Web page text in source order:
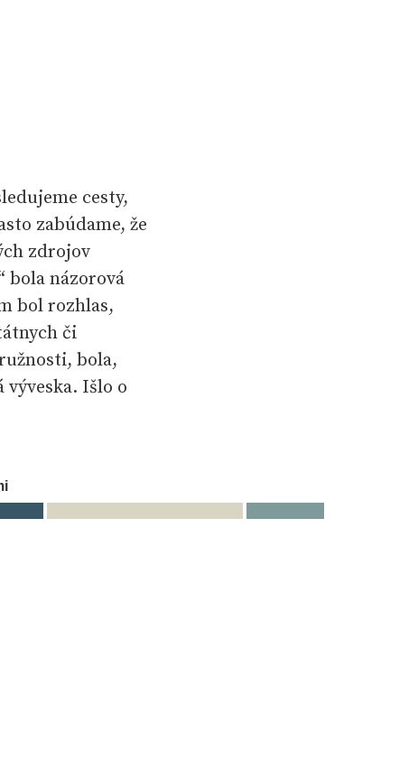
cesty,
zabúdame, že
zdrojov
bola názorová
bol rozhlas,
či
bola,
Išlo o
nielen Úradom
i rastúcemu
období
v zahraničí
tlačí sa
„práci“